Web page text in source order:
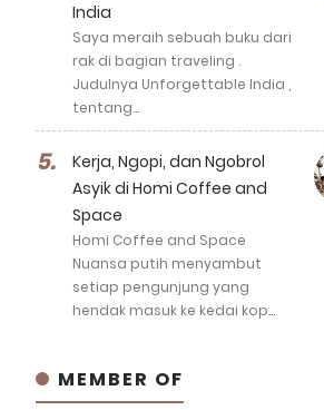
India
Saya meraih sebuah buku dari
rak di bagian traveling .
Judulnya Unforgettable India ,
tentang…
Kerja, Ngopi, dan Ngobrol
Asyik di Homi Coffee and
Space
Homi Coffee and Space
Nuansa putih menyambut
setiap pengunjung yang
hendak masuk ke kedai kop…
MEMBER OF